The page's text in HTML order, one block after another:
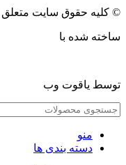
© کلیه حقوق سایت
ساخته شده با
توسط یاقوت وب
منو
دسته بندی ها